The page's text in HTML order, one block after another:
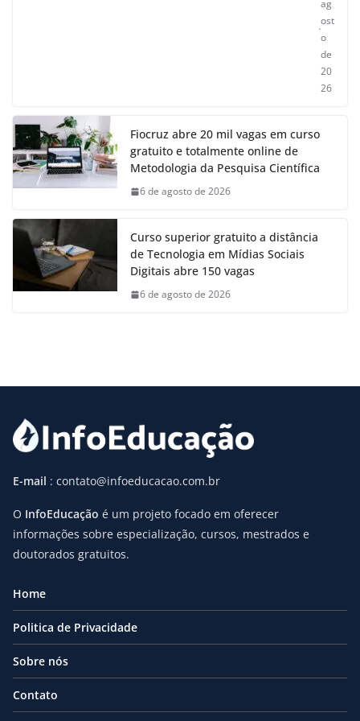
ag
ost
o
de
20
26
Fiocruz abre 20 mil vagas em curso
gratuito e totalmente online de
Metodologia da Pesquisa Científica
6 de agosto de 2026
Curso superior gratuito a distância
de Tecnologia em Mídias Sociais
Digitais abre 150 vagas
6 de agosto de 2026
E-mail : contato@infoeducacao.com.br
O InfoEducação é um projeto focado em oferecer
informações sobre especialização, cursos, mestrados e
doutorados gratuitos.
Home
Politica de Privacidade
Sobre nós
Contato